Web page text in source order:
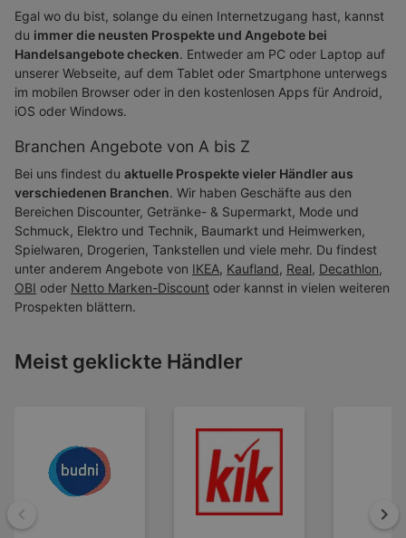
Egal wo du bist, solange du einen Internetzugang hast, kannst
du immer die neusten Prospekte und Angebote bei
Handelsangebote checken. Entweder am PC oder Laptop auf
unserer Webseite, auf dem Tablet oder Smartphone unterwegs
im mobilen Browser oder in den kostenlosen Apps für Android,
iOS oder Windows.
Branchen Angebote von A bis Z
Bei uns findest du aktuelle Prospekte vieler Händler aus
verschiedenen Branchen. Wir haben Geschäfte aus den
Bereichen Discounter, Getränke- & Supermarkt, Mode und
Schmuck, Elektro und Technik, Baumarkt und Heimwerken,
Spielwaren, Drogerien, Tankstellen und viele mehr. Du findest
unter anderem Angebote von IKEA, Kaufland, Real, Decathlon,
OBI oder Netto Marken-Discount oder kannst in vielen weiteren
Prospekten blättern.
Meist geklickte Händler
Zurück